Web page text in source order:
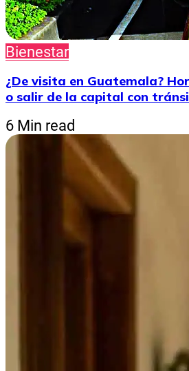
Bienestar
¿De visita en Guatemala?
o salir de la capital con
6 Min read